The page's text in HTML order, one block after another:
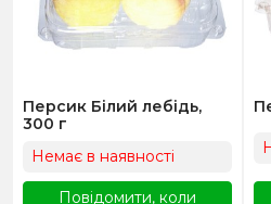
Персик Білий лебідь,
300 г
Немає в наявності
Повідомити, коли